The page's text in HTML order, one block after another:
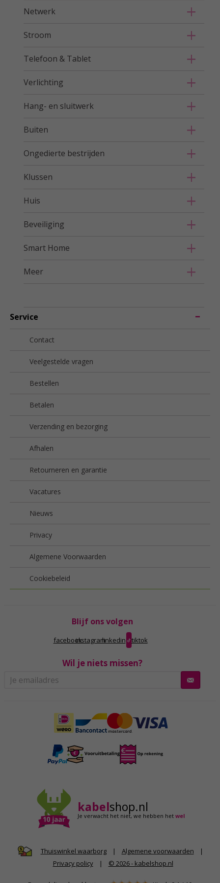
Netwerk
Stroom
Telefoon & Tablet
Verlichting
Hang- en sluitwerk
Buiten
Ongedierte bestrijden
Klussen
Huis
Beveiliging
Smart Home
Meer
Service
Contact
Veelgestelde vragen
Bestellen
Betalen
Verzending en bezorging
Afhalen
Retourneren en garantie
Vacatures
Nieuws
Privacy
Algemene Voorwaarden
Cookiebeleid
Blijf ons volgen
facebookinstagramlinkedin tiktok
Wil je niets missen?
kabelshop.nl
Je verwacht het niet,we hebben hetwel
Thuiswinkel waarborg | Algemene voorwaarden
|
Privacy policy
| © 2026 - kabelshop.nl